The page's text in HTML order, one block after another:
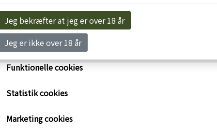
Noval Fine Ruby port,
om cookies her
Nødvendige cookies
Funktionelle cookies
Statistik cookies
Marketing cookies
Jeg bekræfter at jeg er over 18 år
Jeg er ikke over 18 år